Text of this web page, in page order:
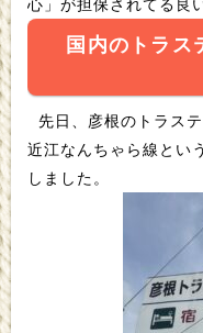
国内のトラス
近江なんちゃら線とい